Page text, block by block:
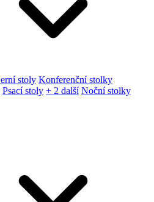
stoly Konferenční stolky
Psací stoly + 2 další Noční stolky